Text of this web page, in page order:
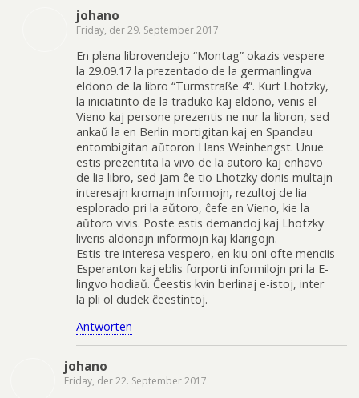
johano
Friday, der 29. September 2017
En plena librovendejo “Montag” okazis vespere
la 29.09.17 la prezentado de la germanlingva
eldono de la libro “Turmstraße 4”. Kurt Lhotzky,
la iniciatinto de la traduko kaj eldono, venis el
Vieno kaj persone prezentis ne nur la libron, sed
ankaŭ la en Berlin mortigitan kaj en Spandau
entombigitan aŭtoron Hans Weinhengst. Unue
estis prezentita la vivo de la autoro kaj enhavo
de lia libro, sed jam ĉe tio Lhotzky donis multajn
interesajn kromajn informojn, rezultoj de lia
esplorado pri la aŭtoro, ĉefe en Vieno, kie la
aŭtoro vivis. Poste estis demandoj kaj Lhotzky
liveris aldonajn informojn kaj klarigojn.
Estis tre interesa vespero, en kiu oni ofte menciis
Esperanton kaj eblis forporti informilojn pri la E-
lingvo hodiaŭ. Ĉeestis kvin berlinaj e-istoj, inter
la pli ol dudek ĉeestintoj.
Antworten
johano
Friday, der 22. September 2017